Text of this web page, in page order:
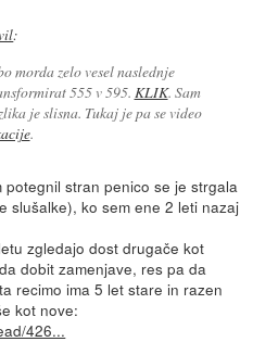
:
morda zelo vesel naslednje
555 v 595. KLIK. Sam
je slisna. Tukaj je pa se video
.
stran penico se je strgala
slušalke), ko sem ene 2 leti nazaj
zgledajo dost drugače kot
dobit zamenjave, res pa da
recimo ima 5 let stare in razen
kot nove:
426...